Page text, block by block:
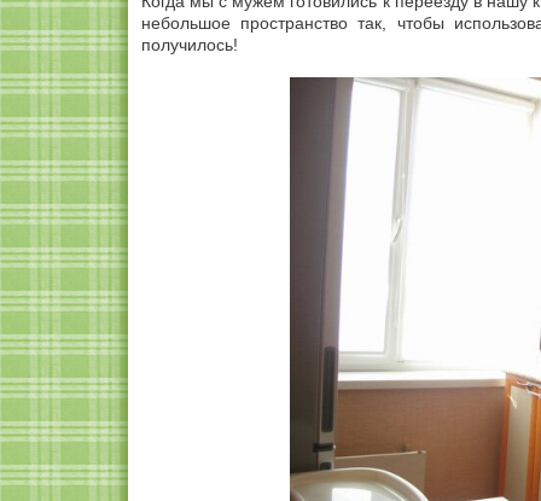
небольшое пространство так, чтобы
получилось!